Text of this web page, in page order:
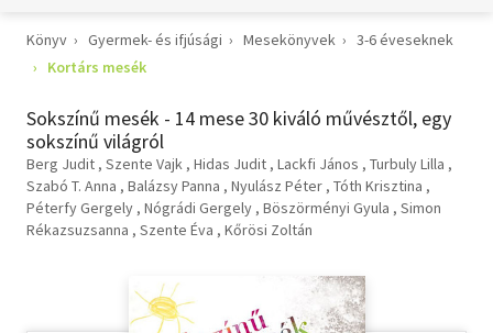
Életmód, egészség
Gyermek- és ifjúsági
Hobbi, szabadidő
Irodalom
Könyv Gyermek- és ifjúsági Mesekönyvek
3-6 éveseknek
Kortárs mesék
Sokszínű mesék - 14 mese 30 kiváló művésztől, egy
sokszínű világról
Berg Judit Szente Vajk Hidas Judit Lackfi János
Turbuly Lilla
Szabó T. Anna
Balázsy Panna Nyulász Péter Tóth Krisztina
Péterfy Gergely Nógrádi Gergely Böszörményi Gyula
Simon
Rékazsuzsanna
Szente Éva Kőrösi Zoltán